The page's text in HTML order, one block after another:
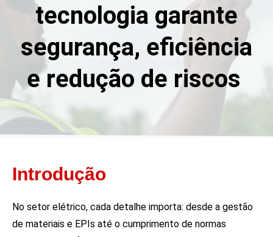
tecnologia garante
segurança, eficiência
e redução de riscos
Introdução
No setor elétrico, cada detalhe importa: desde a gestão
de materiais e EPIs até o cumprimento de normas